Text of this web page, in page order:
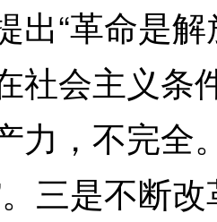
出“革命是
社会主义条
力，不完全
三是不断